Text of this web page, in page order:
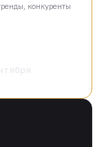
конкуренты